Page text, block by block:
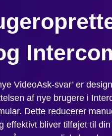
VideoAsk-svar’ er
af nye brugere i
Dette reducerer
effektivt bliver tilføjet til